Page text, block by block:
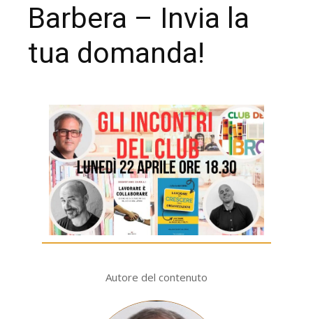
Barbera – Invia la
tua domanda!
Autore del contenuto